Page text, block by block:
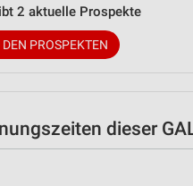
2 aktuelle Prospekte
DEN PROSPEKTEN
dieser